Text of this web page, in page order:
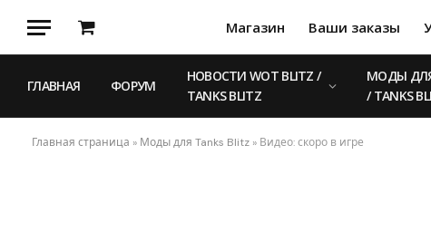
Корзина
Магазин Ваши заказы
ГЛАВНАЯ ФОРУМ
НОВОСТИ WOT BLITZ /
TANKS BLITZ
МОДЫ ДЛЯ
/ TANKS
Главная страница » Моды для Tanks Blitz » Видео: скоро в игре